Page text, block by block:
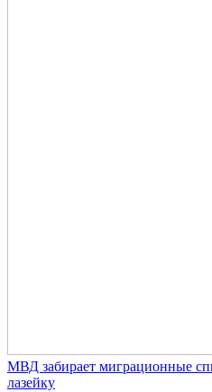
МВД забирает миграционные
лазейку